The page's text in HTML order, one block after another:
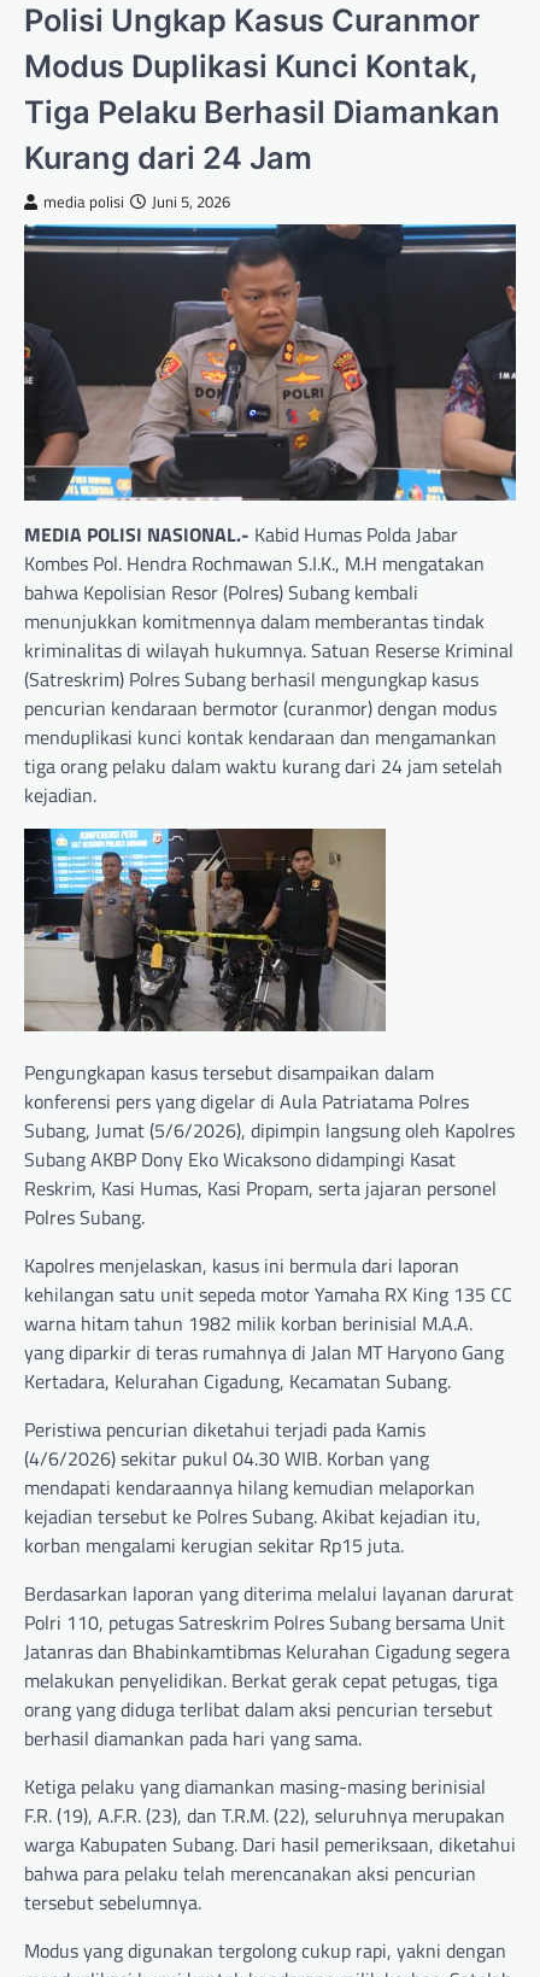
Polisi Ungkap Kasus Curanmor
Modus Duplikasi Kunci Kontak,
Tiga Pelaku Berhasil Diamankan
Kurang dari 24 Jam
media polisi Juni 5, 2026
MEDIA POLISI NASIONAL.- Kabid Humas Polda Jabar
Kombes Pol. Hendra Rochmawan S.I.K., M.H mengatakan
bahwa Kepolisian Resor (Polres) Subang kembali
menunjukkan komitmennya dalam memberantas tindak
kriminalitas di wilayah hukumnya. Satuan Reserse Kriminal
(Satreskrim) Polres Subang berhasil mengungkap kasus
pencurian kendaraan bermotor (curanmor) dengan modus
menduplikasi kunci kontak kendaraan dan mengamankan
tiga orang pelaku dalam waktu kurang dari 24 jam setelah
kejadian.
Pengungkapan kasus tersebut disampaikan dalam
konferensi pers yang digelar di Aula Patriatama Polres
Subang, Jumat (5/6/2026), dipimpin langsung oleh Kapolres
Subang AKBP Dony Eko Wicaksono didampingi Kasat
Reskrim, Kasi Humas, Kasi Propam, serta jajaran personel
Polres Subang.
Kapolres menjelaskan, kasus ini bermula dari laporan
kehilangan satu unit sepeda motor Yamaha RX King 135 CC
warna hitam tahun 1982 milik korban berinisial M.A.A.
yang diparkir di teras rumahnya di Jalan MT Haryono Gang
Kertadara, Kelurahan Cigadung, Kecamatan Subang.
Peristiwa pencurian diketahui terjadi pada Kamis
(4/6/2026) sekitar pukul 04.30 WIB. Korban yang
mendapati kendaraannya hilang kemudian melaporkan
kejadian tersebut ke Polres Subang. Akibat kejadian itu,
korban mengalami kerugian sekitar Rp15 juta.
Berdasarkan laporan yang diterima melalui layanan darurat
Polri 110, petugas Satreskrim Polres Subang bersama Unit
Jatanras dan Bhabinkamtibmas Kelurahan Cigadung segera
melakukan penyelidikan. Berkat gerak cepat petugas, tiga
orang yang diduga terlibat dalam aksi pencurian tersebut
berhasil diamankan pada hari yang sama.
Ketiga pelaku yang diamankan masing-masing berinisial
F.R. (19), A.F.R. (23), dan T.R.M. (22), seluruhnya merupakan
warga Kabupaten Subang. Dari hasil pemeriksaan, diketahui
bahwa para pelaku telah merencanakan aksi pencurian
tersebut sebelumnya.
Modus yang digunakan tergolong cukup rapi, yakni dengan